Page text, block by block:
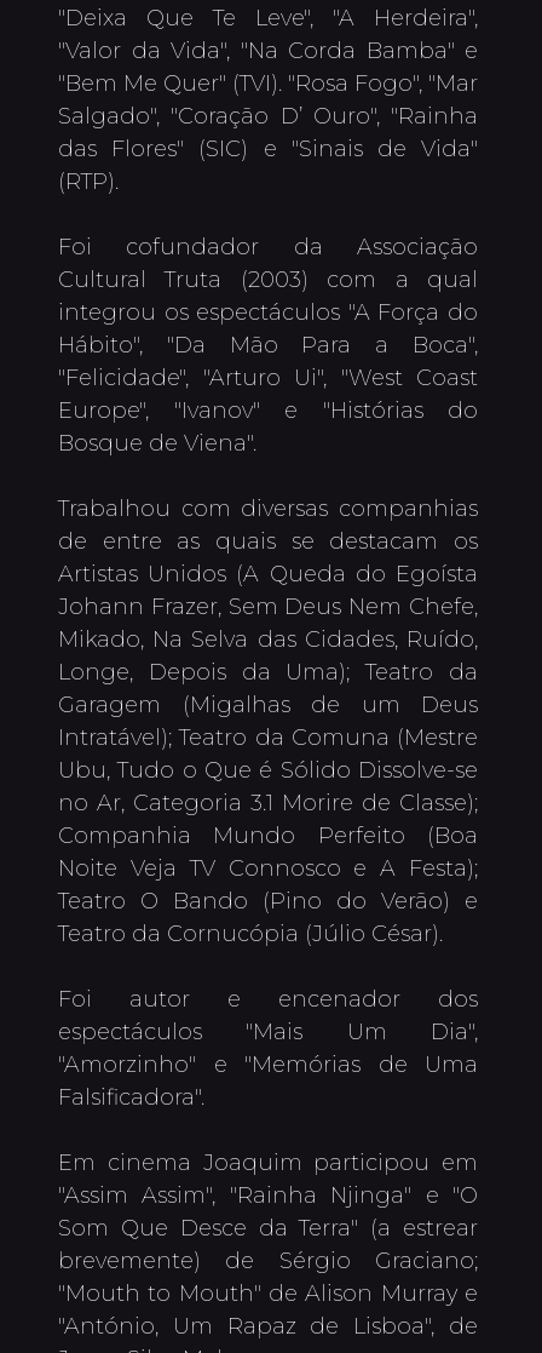
"Deixa Que Te Leve", "A Herdeira",
"Valor da Vida", "Na Corda Bamba" e
"Bem Me Quer" (TVI). "Rosa Fogo", "Mar
Salgado", "Coração D’ Ouro", "Rainha
das Flores" (SIC) e "Sinais de Vida"
(RTP).
Foi cofundador da Associação
Cultural Truta (2003) com a qual
integrou os espectáculos "A Força do
Hábito", "Da Mão Para a Boca",
"Felicidade", "Arturo Ui", "West Coast
Europe", "Ivanov" e "Histórias do
Bosque de Viena".
Trabalhou com diversas companhias
de entre as quais se destacam os
Artistas Unidos (A Queda do Egoísta
Johann Frazer, Sem Deus Nem Chefe,
Mikado, Na Selva das Cidades, Ruído,
Longe, Depois da Uma); Teatro da
Garagem (Migalhas de um Deus
Intratável); Teatro da Comuna (Mestre
Ubu, Tudo o Que é Sólido Dissolve-se
no Ar, Categoria 3.1 Morire de Classe);
Companhia Mundo Perfeito (Boa
Noite Veja TV Connosco e A Festa);
Teatro O Bando (Pino do Verão) e
Teatro da Cornucópia (Júlio César).
Foi autor e encenador dos
espectáculos "Mais Um Dia",
"Amorzinho" e "Memórias de Uma
Falsificadora".
Em cinema Joaquim participou em
"Assim Assim", "Rainha Njinga" e "O
Som Que Desce da Terra" (a estrear
brevemente) de Sérgio Graciano;
"Mouth to Mouth" de Alison Murray e
"António, Um Rapaz de Lisboa", de